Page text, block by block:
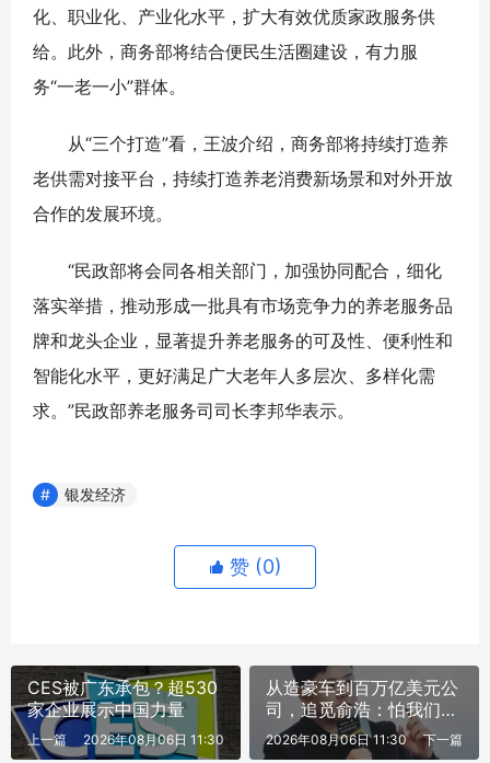
化、职业化、产业化水平，扩大有效优质家政服务供
给。此外，商务部将结合便民生活圈建设，有力服
务“一老一小”群体。
从“三个打造”看，王波介绍，商务部将持续打造养
老供需对接平台，持续打造养老消费新场景和对外开放
合作的发展环境。
“民政部将会同各相关部门，加强协同配合，细化
落实举措，推动形成一批具有市场竞争力的养老服务品
牌和龙头企业，显著提升养老服务的可及性、便利性和
智能化水平，更好满足广大老年人多层次、多样化需
求。”民政部养老服务司司长李邦华表示。
银发经济
赞 (0)
CES被广东承包？超530
家企业展示中国力量
上一篇 2026年08月06日 11:30
从造豪车到百万亿美元公
司，追觅俞浩：怕我们膨
胀，但我们稳得很
下一篇
2026年08月06日 11:30